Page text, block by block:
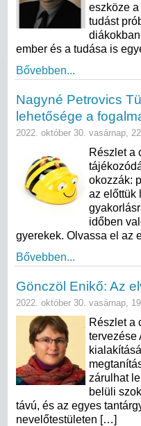
eszköze
tudást
ember és a tudása is
Bővebben...
Nagyné Petrovics
lehetősége a
2022. október 30. vasárnap,
Részlet a
okozzák:
az előttük
időben
gyerekek. Olvassa el az
Bővebben...
Gönczöl Enikő: Az
2022. október 30. vasárnap,
Részlet a
tervezése
zárulhat
belüli
távú, és az egyes
nevelőtestületen […]